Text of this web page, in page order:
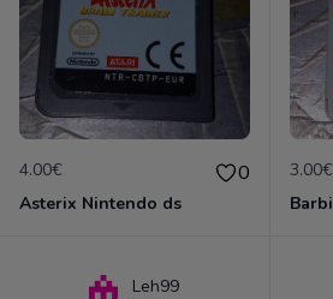
4.00€ 0
Asterix Nintendo ds
3.00€
Leh99